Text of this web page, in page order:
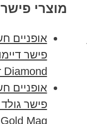
מוצרי פישר
אופניים
Diamond
אופניים
Mag